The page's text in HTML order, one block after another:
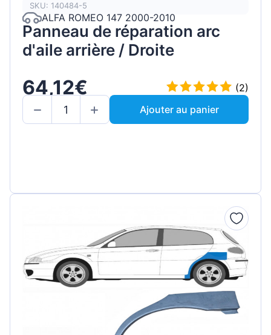
SKU: 140484-5
ALFA ROMEO 147 2000-2010
Panneau de réparation arc
d'aile arrière / Droite
64,12€
(2)
Ajouter au panier